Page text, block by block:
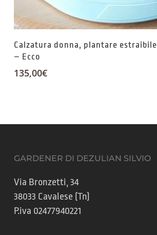
Calzatura donna, plantare estraibile
– Ecco
135,00€
GARDENER DI DEZULIAN SILVIO
Via Bronzetti, 34
38033 Cavalese (Tn)
P.iva 02477940221